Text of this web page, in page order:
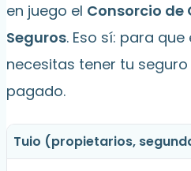
en juego el Consorcio de
Seguros. Eso sí: para
necesitas tener tu
pagado.
Tuio (propietarios,